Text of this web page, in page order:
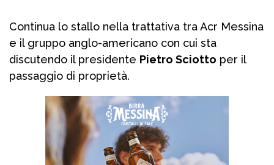
Continua lo stallo nella trattativa tra Acr Messina
e il gruppo anglo-americano con cui sta
discutendo il presidente Pietro Sciotto per il
passaggio di proprietà.